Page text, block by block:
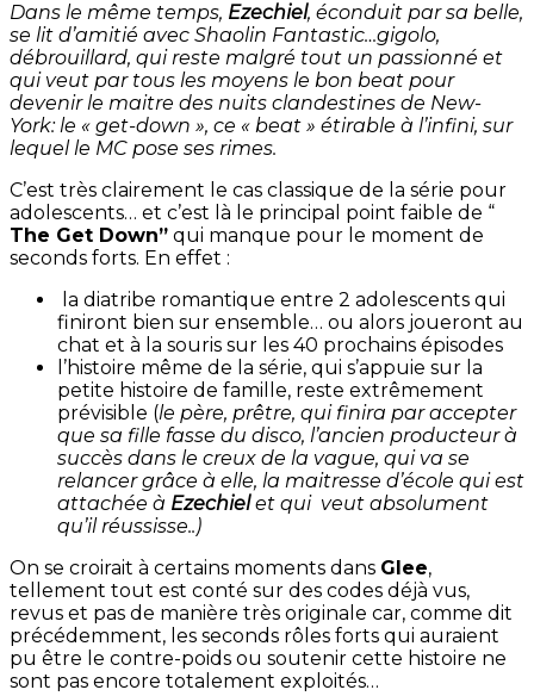
Dans le même temps, Ezechiel, éconduit par sa belle,
se lit d’amitié avec Shaolin Fantastic…gigolo,
débrouillard, qui reste malgré tout un passionné et
qui veut par tous les moyens le bon beat pour
devenir le maitre des nuits clandestines de New-
York: le « get-down », ce « beat » étirable à l’infini, sur
lequel le MC pose ses rimes.
C’est très clairement le cas classique de la série pour
adolescents… et c’est là le principal point faible de “
The Get Down” qui manque pour le moment de
seconds forts. En effet :
la diatribe romantique entre 2 adolescents qui
finiront bien sur ensemble… ou alors joueront au
chat et à la souris sur les 40 prochains épisodes
l’histoire même de la série, qui s’appuie sur la
petite histoire de famille, reste extrêmement
prévisible (le père, prêtre, qui finira par accepter
que sa fille fasse du disco, l’ancien producteur à
succès dans le creux de la vague, qui va se
relancer grâce à elle, la maitresse d’école qui est
attachée à Ezechielet qui veut absolument
qu’il réussisse..)
On se croirait à certains moments dans Glee,
tellement tout est conté sur des codes déjà vus,
revus et pas de manière très originale car, comme dit
précédemment, les seconds rôles forts qui auraient
pu être le contre-poids ou soutenir cette histoire ne
sont pas encore totalement exploités…